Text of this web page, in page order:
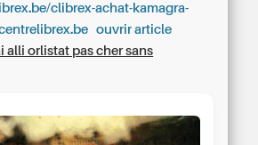
clibrex-achat-kamagra-
ouvrir article
alli orlistat pas cher sans